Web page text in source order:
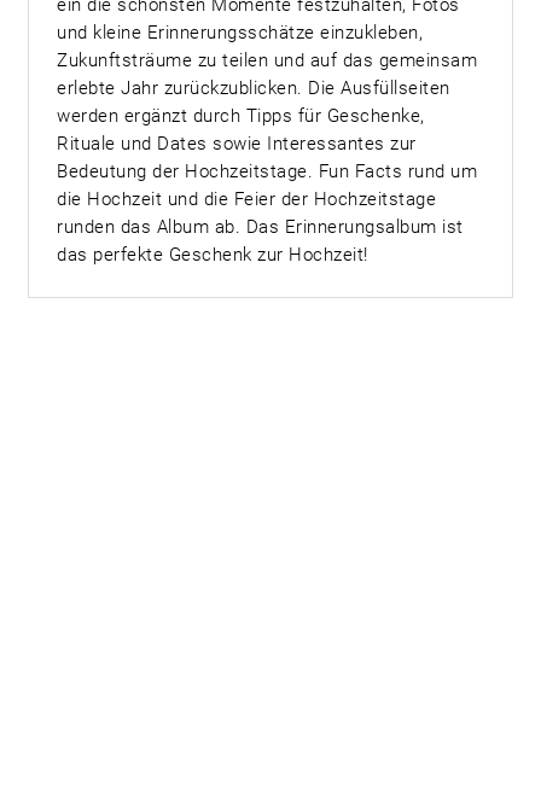
und kleine Erinnerungsschätze einzukleben,
Zukunftsträume zu teilen und auf das gemeinsam
erlebte Jahr zurückzublicken. Die Ausfüllseiten
werden ergänzt durch Tipps für Geschenke,
Rituale und Dates sowie Interessantes zur
Bedeutung der Hochzeitstage. Fun Facts rund um
die Hochzeit und die Feier der Hochzeitstage
runden das Album ab. Das Erinnerungsalbum ist
das perfekte Geschenk zur Hochzeit!